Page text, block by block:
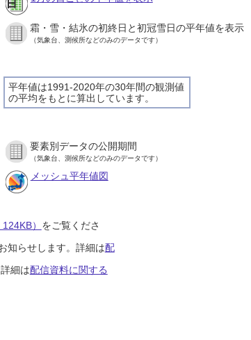
霜・雪・結氷の初終日と初冠雪日の平年値を表示
（気象台、測候所などのみのデータです）
平年値は1991-2020年の30年間の観測値
の平均をもとに算出しています。
要素別データの公開期間
（気象台、測候所などのみのデータです）
メッシュ平年値図
） をご覧くださ
知らせします。詳細は配
細は配信資料に関する